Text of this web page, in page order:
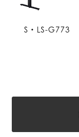
S・LS-G773